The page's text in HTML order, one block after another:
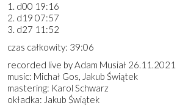
1. d00 19:16
2. d19 07:57
3. d27 11:52
czas całkowity: 39:06
recorded live by Adam Musiał 26.11.2021
music: Michał Gos, Jakub Świątek
mastering: Karol Schwarz
okładka: Jakub Świątek